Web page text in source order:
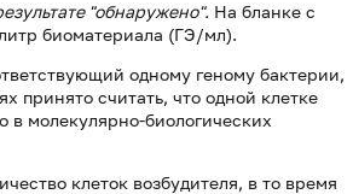
"обнаружено". На бланке с
биоматериала (ГЭ/мл).
одному геному бактерии,
принято считать, что одной клетке
в молекулярно-биологических
клеток возбудителя, в то время